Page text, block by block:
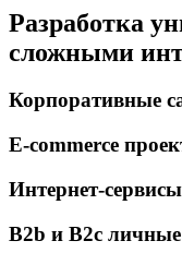
Разработка
сложными
Корпоративные
E-commerce
Интернет-сервисы
B2b и B2c